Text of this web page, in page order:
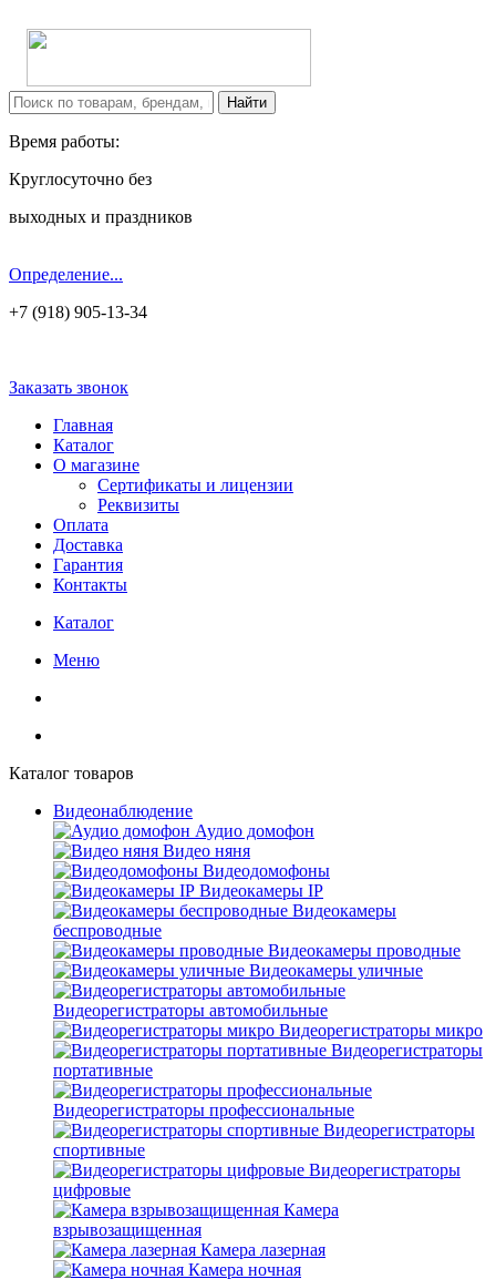
Время работы:
Круглосуточно без
выходных и праздников
Определение...
+7 (918) 905-13-34
Заказать звонок
Главная
Каталог
О магазине
Сертификаты и лицензии
Реквизиты
Оплата
Доставка
Гарантия
Контакты
Каталог
Меню
Каталог товаров
Видеонаблюдение
Аудио домофон
Видео няня
Видеодомофоны
Видеокамеры IP
Видеокамеры
беспроводные
Видеокамеры проводные
Видеокамеры уличные
Видеорегистраторы автомобильные
Видеорегистраторы микро
Видеорегистраторы
портативные
Видеорегистраторы профессиональные
Видеорегистраторы
спортивные
Видеорегистраторы
цифровые
Камера
взрывозащищенная
Камера лазерная
Камера ночная